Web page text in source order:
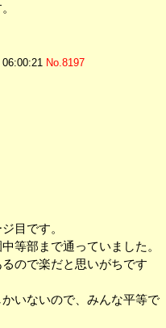
06:00:21 No.8197
目です。
等部まで通っていました。
ので楽だと思いがちです
いないので、みんな平等で